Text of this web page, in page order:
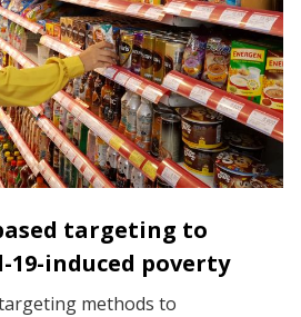
targeting to
19-induced poverty
methods to